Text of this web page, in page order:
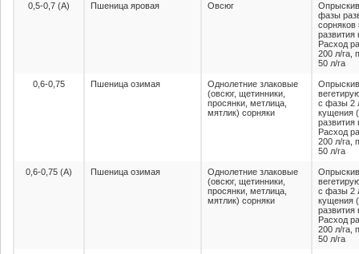
0,5-0,7 (А) Пшеница яровая Овсюг
фазы
развития
Расход
200 л/га,
50 л/га
0,6-0,75 Пшеница озимая
Однолетние злаковые
(овсюг, щетинники,
просянки, метлица,
мятлик) сорняки
с фазы 2
кущения
развития
Расход
200 л/га,
50 л/га
0,6-0,75 (А) Пшеница озимая
Однолетние злаковые
(овсюг, щетинники,
просянки, метлица,
мятлик) сорняки
с фазы 2
кущения
развития
Расход
200 л/га,
50 л/га